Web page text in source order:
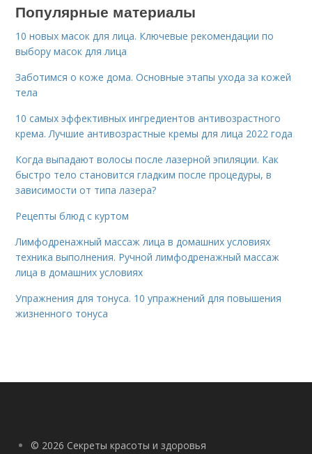
Популярные материалы
10 новых масок для лица. Ключевые рекомендации по
выбору масок для лица
Заботимся о коже дома. Основные этапы ухода за кожей
тела
10 самых эффективных ингредиентов антивозрастного
крема. Лучшие антивозрастные кремы для лица 2022 года
Когда выпадают волосы после лазерной эпиляции. Как
быстро тело становится гладким после процедуры, в
зависимости от типа лазера?
Рецепты блюд с куртом
Лимфодренажный массаж лица в домашних условиях
техника выполнения. Ручной лимфодренажный массаж
лица в домашних условиях
Упражнения для тонуса. 10 упражнений для повышения
жизненного тонуса
© 2026 Секреты красоты и здоровья